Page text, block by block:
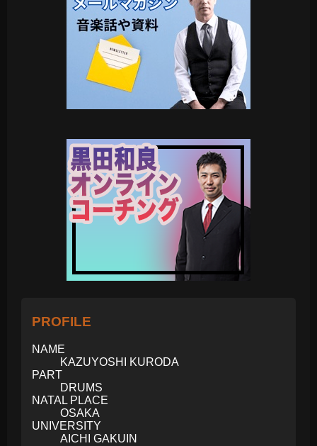
PROFILE
NAME
KAZUYOSHI KURODA
PART
DRUMS
NATAL PLACE
OSAKA
UNIVERSITY
AICHI GAKUIN